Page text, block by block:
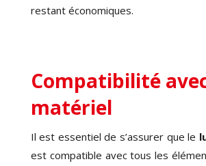
restant économiques.
Compatibilité
matériel
Il est essentiel de s’assurer que le
est compatible avec tous les